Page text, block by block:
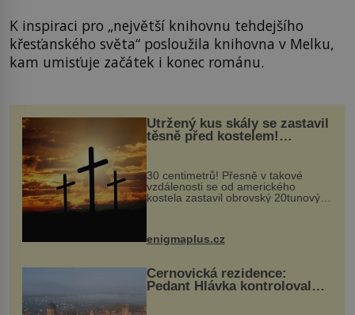
K inspiraci pro „největší knihovnu tehdejšího
křesťanského světa“ posloužila knihovna v Melku,
kam umisťuje začátek i konec románu.
Utržený kus skály se zastavil
těsně před kostelem!
Ochránila ho boží síla?
30 centimetrů! Přesně v takové
vzdálenosti se od amerického
kostela zastavil obrovský 20tunový
...
enigmaplus.cz
Černovická rezidence:
Pedant Hlávka kontroloval